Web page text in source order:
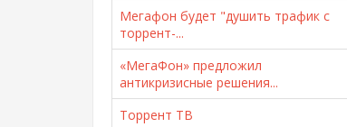
Мегафон будет "душить трафик с
торрент-...
«МегаФон» предложил
антикризисные решения...
Торрент ТВ